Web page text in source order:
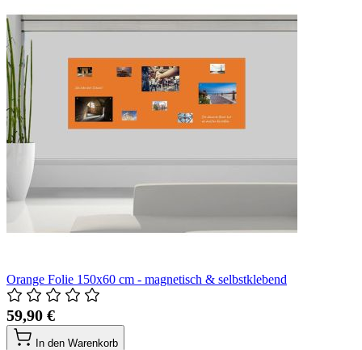
Orange Folie 150x60 cm - magnetisch & selbstklebend
59,90 €
In den Warenkorb